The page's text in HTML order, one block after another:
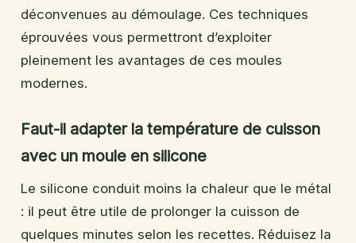
déconvenues au démoulage. Ces techniques
éprouvées vous permettront d’exploiter
pleinement les avantages de ces moules
modernes.
Faut-il adapter la température de cuisson
avec un moule en silicone
Le silicone conduit moins la chaleur que le métal
: il peut être utile de prolonger la cuisson de
quelques minutes selon les recettes. Réduisez la